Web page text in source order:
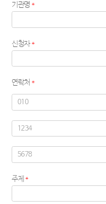
기관명 *
신청자*
연락처 *
주제 *